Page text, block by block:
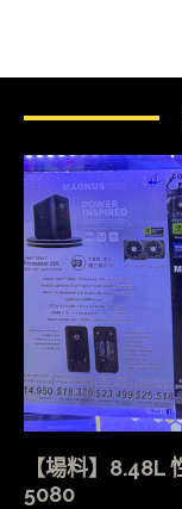
【場料】8.48L
5080